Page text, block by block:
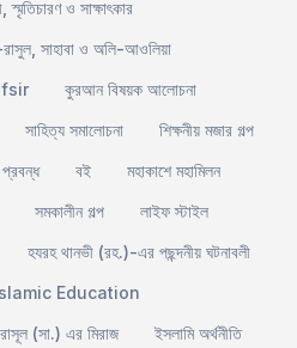
স্মৃতিচারণ ও সাক্ষাৎকার
রাসুল, সাহাবা ও অলি-আওলিয়া
কুরআন বিষয়ক আলোচনা
সাহিত্য সমালোচনা
শিক্ষনীয় মজার গল্প
প্রবন্ধ
বই
মহাকাশে মহামিলন
সমকালীন গল্প
লাইফ স্টাইল
হযরহ থানভী (রহ.)-এর পছন্দনীয় ঘটনাবলী
Education
(সা.) এর মিরাজ
ইসলামি অর্থনীতি